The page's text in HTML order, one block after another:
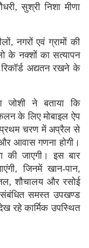
सुश्री निशा मीणा
नगरों एवं ग्रामों की
के नक्शों का सत्यापन
अद्यतन रखने के
जोशी ने बताया कि
के लिए मोबाइल ऐप
प्रथम चरण में अप्रैल से
आवास गणना होगी।
की जाएगी। इस बार
जिनमें खान-पान,
शौचालय और रसोई
संबंधित समस्त उपखण्ड
रहे कार्मिक उपस्थित